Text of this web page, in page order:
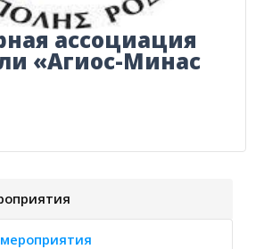
ассоциация
«Агиос-Минас